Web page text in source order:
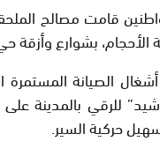
قامت مصالح
الأحجام، بشوارع
الصيانة
للرقي بالمدينة
حركية السير.